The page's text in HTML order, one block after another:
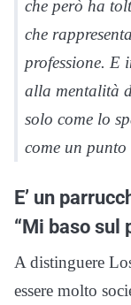
che però ha
che
professione. E
alla mentalità
solo come lo
come un
E’ un
“Mi baso sul
A distinguere
essere molto